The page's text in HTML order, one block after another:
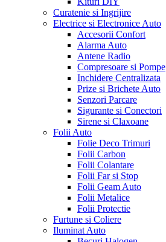
Curatenie si Ingrijire
Electrice si Electronice Auto
Accesorii Confort
Alarma Auto
Antene Radio
Compresoare si Pompe
Inchidere Centralizata
Prize si Brichete Auto
Senzori Parcare
Sigurante si Conectori
Sirene si Claxoane
Folii Auto
Folie Deco Trimuri
Folii Carbon
Folii Colantare
Folii Far si Stop
Folii Geam Auto
Folii Metalice
Folii Protectie
Furtune si Coliere
Iluminat Auto